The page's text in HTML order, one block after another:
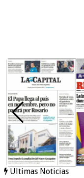
Ultimas Noticias